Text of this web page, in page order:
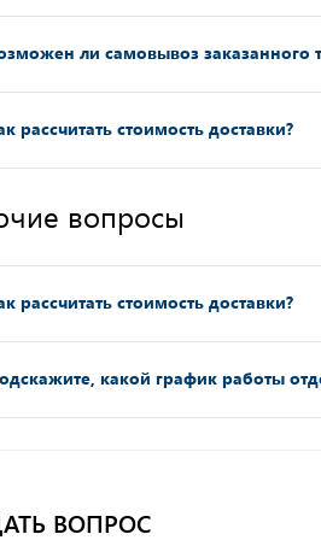
ли самовывоз заказанного
расcчитать стоимость доставки?
вопросы
расcчитать стоимость доставки?
какой график работы
ВОПРОС